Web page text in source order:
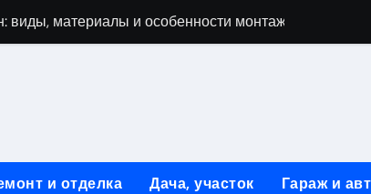
материалы и особенности монтажа
ногтевого сервиса: основные принципы и
конструкции и этапы возведения
на рейсы в Киргизию
и отделка Дача, участок Гараж и